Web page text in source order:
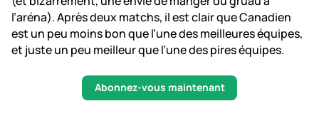
l’aréna). Après deux matchs, il est clair que Canadien
est un peu moins bon que l’une des meilleures équipes,
et juste un peu meilleur que l’une des pires équipes.
Abonnez-vous maintenant